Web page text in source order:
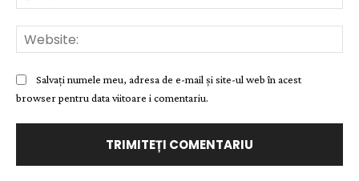
Salvați numele meu, adresa de e-mail și site-ul web în acest
browser pentru data viitoare i comentariu.